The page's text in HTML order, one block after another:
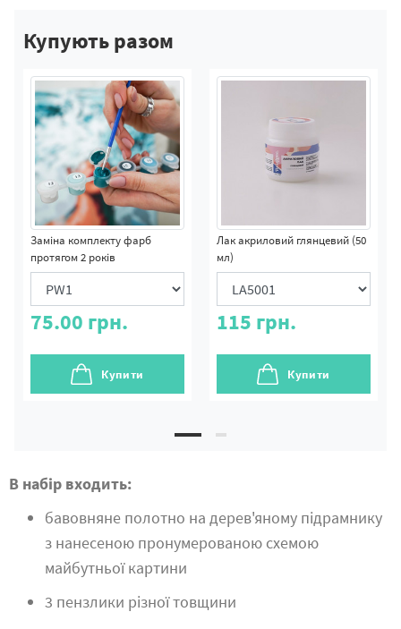
Купують разом
Заміна комплекту фарб
протягом 2 років
75.00 грн.
Купити
Лак акриловий глянцевий (50
мл)
115 грн.
Купити
В набір входить:
бавовняне полотно на дерев'яному підрамнику
з нанесеною пронумерованою схемою
майбутньої картини
3 пензлики різної товщини